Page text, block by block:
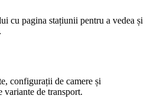
cu pagina stațiunii pentru a vedea și
configurații de camere și
variante de transport.